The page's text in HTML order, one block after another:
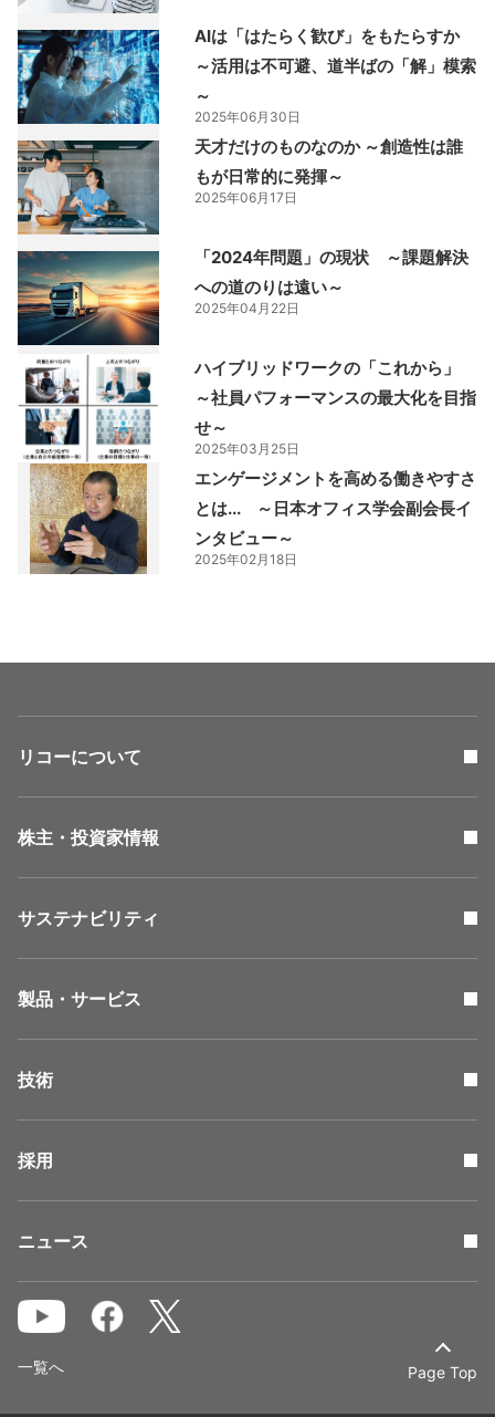
AIは「はたらく歓び」をもたらすか
～活用は不可避、道半ばの「解」模索
～
2025年06月30日
天才だけのものなのか ～創造性は誰
もが日常的に発揮～
2025年06月17日
「2024年問題」の現状 ～課題解決
への道のりは遠い～
2025年04月22日
ハイブリッドワークの「これから」
～社員パフォーマンスの最大化を目指
せ～
2025年03月25日
エンゲージメントを高める働きやすさ
とは... ～日本オフィス学会副会長イ
ンタビュー～
2025年02月18日
リコーについて
株主・投資家情報
サステナビリティ
製品・サービス
技術
採用
ニュース
Page Top
一覧へ